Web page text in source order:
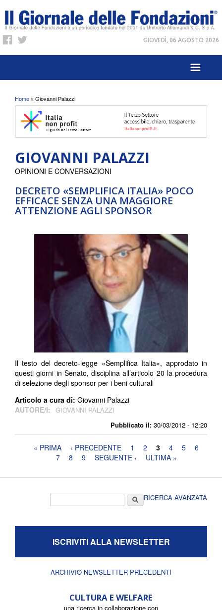
GIOVEDÌ, 06 AGOSTO 2026
Tu sei qui
Home » Giovanni Palazzi
GIOVANNI PALAZZI
DECRETO «SEMPLIFICA ITALIA» POCO
EFFICACE SENZA UNA MAGGIORE
ATTENZIONE AGLI SPONSOR
Pubblicato il: 30/03/2012 - 12:20
OPINIONI E CONVERSAZIONI
Il testo del decreto-legge «Semplifica Italia», approdato in
questi giorni in Senato, disciplina all’articolo 20 la procedura
di selezione degli sponsor per i beni culturali
Articolo a cura di: Giovanni Palazzi
AUTORE/I: GIOVANNI PALAZZI
Pagine« PRIMA ‹ PRECEDENTE 1 2 3 4 5
6
7
8 9 SEGUENTE › ULTIMA »
CercaRICERCA AVANZATA
ISCRIVITI ALLA NEWSLETTER
ARCHIVIO NEWSLETTER PRECEDENTI
CULTURA E WELFARE
una ricerca in collaborazione con